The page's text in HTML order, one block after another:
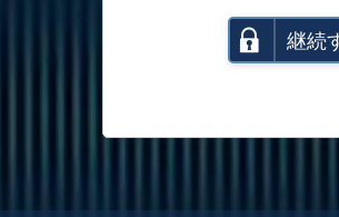
継続